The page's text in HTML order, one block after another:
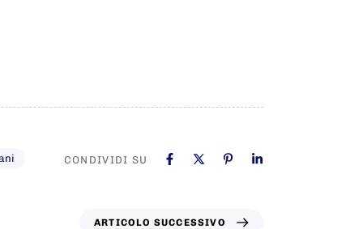
CONDIVIDI SU
ARTICOLO SUCCESSIVO